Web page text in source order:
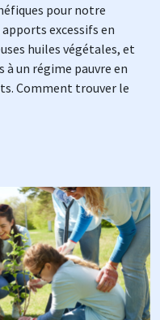
pour notre
excessifs en
huiles végétales, et
à un régime pauvre en
Comment trouver le